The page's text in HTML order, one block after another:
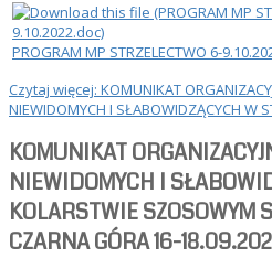
PROGRAM MP STRZELECTWO 6-
Czytaj więcej: KOMUNIKAT
NIEWIDOMYCH I SŁABOWIDZĄCYCH W
KOMUNIKAT
NIEWIDOMYCH I
KOLARSTWIE SZOSOWYM
CZARNA GÓRA 16-